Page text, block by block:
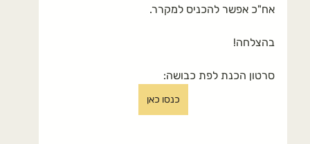
אח"כ אפשר להכניס למקרר.
בהצלחה!
סרטון הכנת לפת כבושה:
כנסו כאן